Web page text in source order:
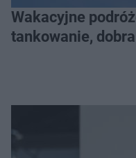
Wakacyjne
tankowanie,